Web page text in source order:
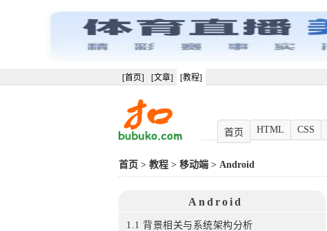
[首页] [文章] [教程]
首页 HTML CSS
首页 > 教程 > 移动端 > Android
Android
1.1 背景相关与系统架构分析